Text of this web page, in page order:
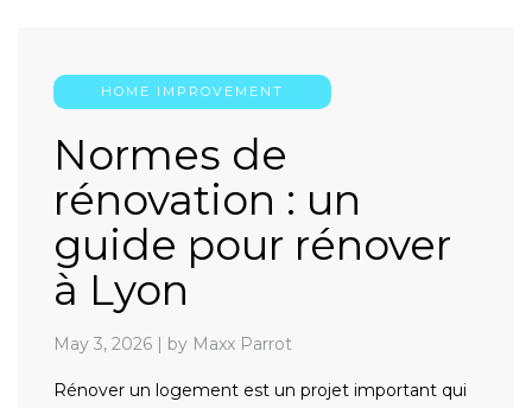
HOME IMPROVEMENT
Normes de
rénovation : un
guide pour rénover
à Lyon
May 3, 2026 | by Maxx Parrot
Rénover un logement est un projet important qui